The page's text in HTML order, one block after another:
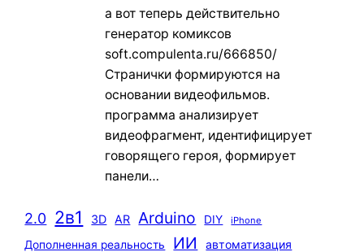
а вот теперь действительно
генератор комиксов
soft.compulenta.ru/666850/
Странички формируются на
основании видеофильмов.
программа анализирует
видеофрагмент, идентифицирует
говорящего героя, формирует
панели…
2.0 2в1 3D AR Arduino DIY iPhone
Дополненная реальность ИИ автоматизация